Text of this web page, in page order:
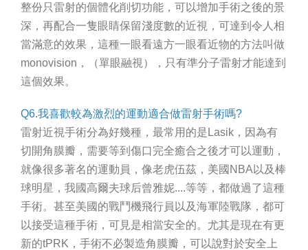
整份只雷射的個體化削切功能，可以增加手術之後的景
深，再配合一隻眼睛保留淺度數的近視，可達到令人相
當滿意的效果，這種一眼看遠方一眼看近物的方法叫做
monovision，（單眼融視），只有準分子雷射才能達到
這個效果。
Q6.我喜歡較為激烈的運動適合做雷射手術嗎?
雷射近視手術分為好幾種，最常用的是Lasik，因為有
切開角膜瓣，需要等到傷口完全癒合之後才可以運動，
就像很多著名的運動員，像老虎伍茲，美國NBA以及棒
球明星，我國高爾夫球后曾雅妮....等等，都做過了這種
手術。甚至美國的戰鬥機飛行員以及海軍陸戰隊，都可
以接受這種手術，可見是相當安全的。尤其是現在有更
新的tPRK，手術不必製造角膜瓣，可以說對於安全上